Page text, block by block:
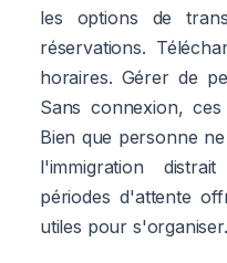
les options de
réservations.
horaires. Gérer de
Sans connexion, ces
Bien que personne
l'immigration
périodes d'attente
utiles pour s'organiser.